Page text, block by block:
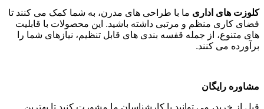
کلوزت های اداری ما با طراحی های مدرن، به شما کمک می کنند تا
فضای کاری منظم و مرتبی داشته باشید. این محصولات با قابلیت
های متنوع، از جمله قفسه بندی های قابل تنظیم، نیازهای شما را
برآورده می کنند.
مشاوره رایگان
قبل از خرید، می توانید با کارشناسان ما مشورت کنید تا بهترین